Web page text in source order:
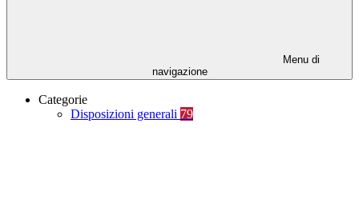
Menu di
navigazione
Categorie
Disposizioni generali 79